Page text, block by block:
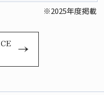
※2025年度掲載